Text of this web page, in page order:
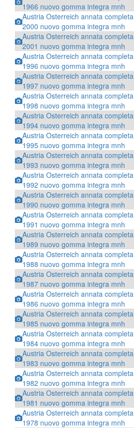
1966 nuovo gomma integra mnh
Austria Osterreich annata completa
2000 nuovo gomma integra mnh
Austria Osterreich annata completa
2001 nuovo gomma integra mnh
Austria Osterreich annata completa
1996 nuovo gomma integra mnh
Austria Osterreich annata completa
1997 nuovo gomma integra mnh
Austria Osterreich annata completa
1998 nuovo gomma integra mnh
Austria Osterreich annata completa
1994 nuovo gomma integra mnh
Austria Osterreich annata completa
1995 nuovo gomma integra mnh
Austria Osterreich annata completa
1993 nuovo gomma integra mnh
Austria Osterreich annata completa
1992 nuovo gomma integra mnh
Austria Osterreich annata completa
1990 nuovo gomma integra mnh
Austria Osterreich annata completa
1991 nuovo gomma integra mnh
Austria Osterreich annata completa
1989 nuovo gomma integra mnh
Austria Osterreich annata completa
1988 nuovo gomma integra mnh
Austria Osterreich annata completa
1987 nuovo gomma integra mnh
Austria Osterreich annata completa
1986 nuovo gomma integra mnh
Austria Osterreich annata completa
1985 nuovo gomma integra mnh
Austria Osterreich annata completa
1984 nuovo gomma integra mnh
Austria Osterreich annata completa
1983 nuovo gomma integra mnh
Austria Osterreich annata completa
1982 nuovo gomma integra mnh
Austria Osterreich annata completa
1981 nuovo gomma integra mnh
Austria Osterreich annata completa
1978 nuovo gomma integra mnh